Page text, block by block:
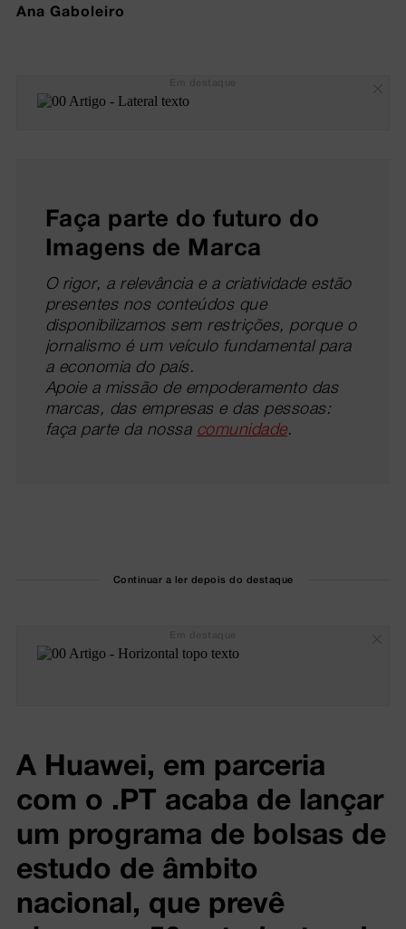
Ana Gaboleiro
Faça parte do futuro do
Imagens de Marca
O rigor, a relevância e a criatividade estão
presentes nos conteúdos que
disponibilizamos sem restrições, porque o
jornalismo é um veículo fundamental para
a economia do país.
Apoie a missão de empoderamento das
marcas, das empresas e das pessoas:
faça parte da nossa comunidade.
Continuar a ler depois do destaque
A Huawei, em parceria
com o .PT acaba de lançar
um programa de bolsas de
estudo de âmbito
nacional, que prevê